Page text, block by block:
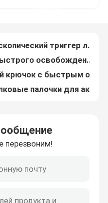
40-62 дюйма Триггер-Стик с быстрым освобождением Пластина скручивающий замок Треугольник Монопод со стабильной поддержкой
Легко переносится 24-40 дюймовый штатив Стоять головой шара штатив монопод
24-40 дюймовый трикотажный столб из алюминия с быстрым освобождением для легкой перевозки
Высота 1,65 м Трипода с резиновыми ногами
перезвоним!